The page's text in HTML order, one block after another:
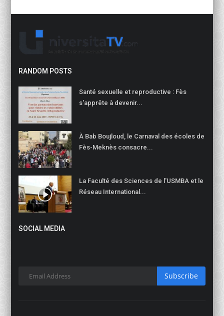
RANDOM POSTS
Santé sexuelle et reproductive : Fès
s'apprête à devenir...
À Bab Boujloud, le Carnaval des écoles de
Fès-Meknès consacre...
La Faculté des Sciences de l'USMBA et le
Réseau International...
SOCIAL MEDIA
Subscribe